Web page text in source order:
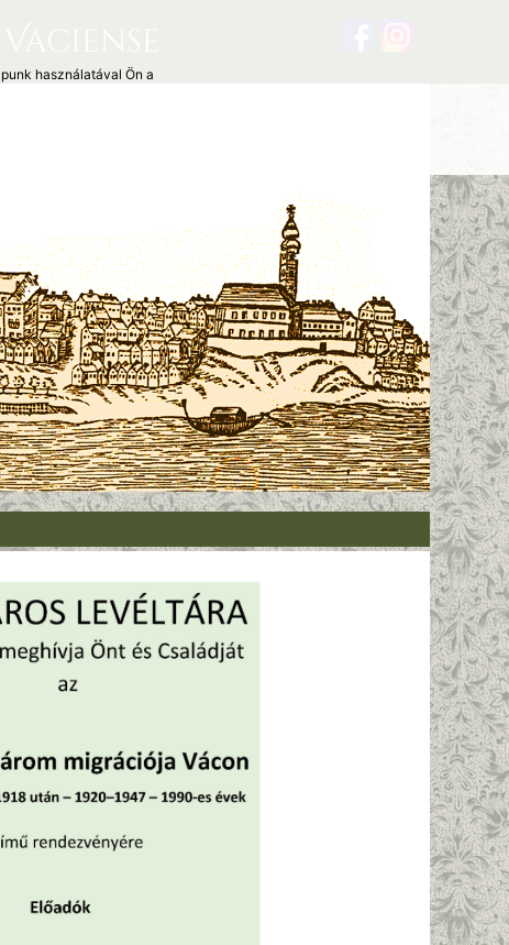
használatával Ön a